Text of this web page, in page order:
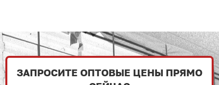
ЗАПРОСИТЕ ОПТОВЫЕ ЦЕНЫ ПРЯМО